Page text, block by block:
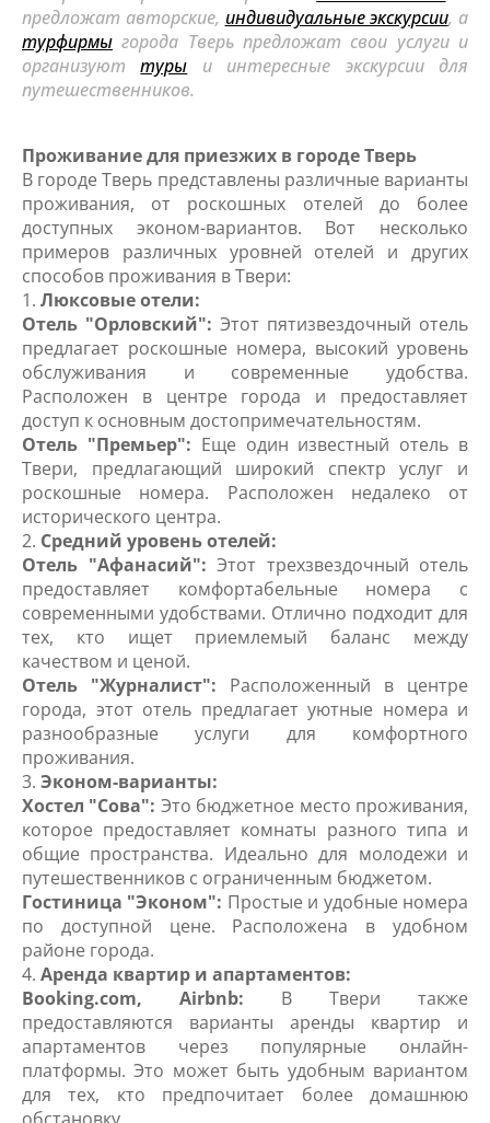
предложат авторские, индивидуальные экскурсии, а
турфирмы города Тверь предложат свои услуги и
организуюттуры и интересные экскурсии для
путешественников.
Проживание для приезжих в городе Тверь
В городе Тверь представлены различные варианты
проживания, от роскошных отелей до более
доступных эконом-вариантов. Вот несколько
примеров различных уровней отелей и других
способов проживания в Твери:
1. Люксовые отели:
Отель "Орловский": Этот пятизвездочный отель
предлагает роскошные номера, высокий уровень
обслуживания и современные удобства.
Расположен в центре города и предоставляет
доступ к основным достопримечательностям.
Отель "Премьер": Еще один известный отель в
Твери, предлагающий широкий спектр услуг и
роскошные номера. Расположен недалеко от
исторического центра.
2. Средний уровень отелей:
Отель "Афанасий": Этот трехзвездочный отель
предоставляет комфортабельные номера с
современными удобствами. Отлично подходит для
тех, кто ищет приемлемый баланс между
качеством и ценой.
Отель "Журналист": Расположенный в центре
города, этот отель предлагает уютные номера и
разнообразные услуги для комфортного
проживания.
3. Эконом-варианты:
Хостел "Сова": Это бюджетное место проживания,
которое предоставляет комнаты разного типа и
общие пространства. Идеально для молодежи и
путешественников с ограниченным бюджетом.
Гостиница "Эконом": Простые и удобные номера
по доступной цене. Расположена в удобном
районе города.
4. Аренда квартир и апартаментов:
Booking.com, Airbnb: В Твери также
предоставляются варианты аренды квартир и
апартаментов через популярные онлайн-
платформы. Это может быть удобным вариантом
для тех, кто предпочитает более домашнюю